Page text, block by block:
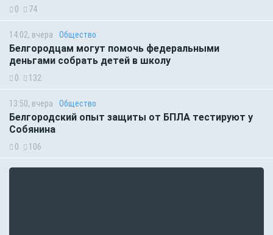
0 74
14:02, вчера Общество
Белгородцам могут помочь федеральными
деньгами собрать детей в школу
0 132
13:50, вчера Общество
Белгородский опыт защиты от БПЛА тестируют у
Собянина
0 106